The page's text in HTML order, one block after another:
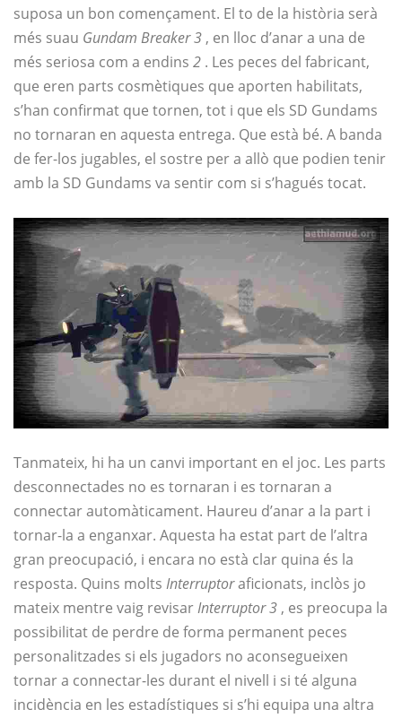
suposa un bon començament. El to de la història serà
més suau Gundam Breaker 3 , en lloc d’anar a una de
més seriosa com a endins 2 . Les peces del fabricant,
que eren parts cosmètiques que aporten habilitats,
s’han confirmat que tornen, tot i que els SD Gundams
no tornaran en aquesta entrega. Que està bé. A banda
de fer-los jugables, el sostre per a allò que podien tenir
amb la SD Gundams va sentir com si s’hagués tocat.
Tanmateix, hi ha un canvi important en el joc. Les parts
desconnectades no es tornaran i es tornaran a
connectar automàticament. Haureu d’anar a la part i
tornar-la a enganxar. Aquesta ha estat part de l’altra
gran preocupació, i encara no està clar quina és la
resposta. Quins molts Interruptoraficionats, inclòs jo
mateix mentre vaig revisarInterruptor 3 , es preocupa la
possibilitat de perdre de forma permanent peces
personalitzades si els jugadors no aconsegueixen
tornar a connectar-les durant el nivell i si té alguna
incidència en les estadístiques si s’hi equipa una altra